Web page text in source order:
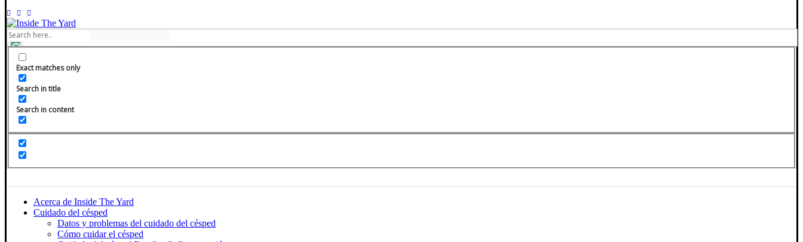
Exact matches only
Search in title
Search in content
Acerca de Inside The Yard
Cuidado del césped
Datos y problemas del cuidado del césped
Cómo cuidar el césped